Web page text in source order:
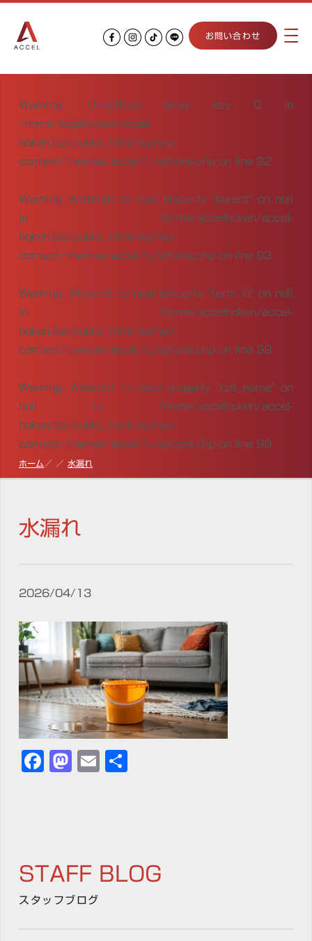
お問い合わせ
Warning: Undefined array key 0 in
/home/accelhoken/accel-
hoken.biz/public_html/wp/wp-
content/themes/accel/functions.php on line 92
Warning: Attempt to read property "parent" on null
in /home/accelhoken/accel-
hoken.biz/public_html/wp/wp-
content/themes/accel/functions.php on line 93
Warning: Attempt to read property "term_id" on null
in /home/accelhoken/accel-
hoken.biz/public_html/wp/wp-
content/themes/accel/functions.php on line 99
Warning: Attempt to read property "cat_name" on
null in /home/accelhoken/accel-
hoken.biz/public_html/wp/wp-
content/themes/accel/functions.php on line 99
ホーム 水漏れ
水漏れ
2026/04/13
Facebook
Mastodon
Email
STAFF BLOG
スタッフブログ